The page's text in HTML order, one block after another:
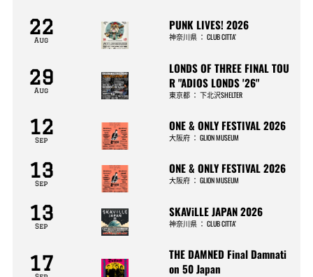
22
Aug
PUNK LIVES! 2026
神奈川県 ：CLUB CITTA’
29
Aug
LONDS OF THREE FINAL TOU
R "ADIOS LONDS '26"
東京都 ：下北沢SHELTER
12
Sep
ONE & ONLY FESTIVAL 2026
大阪府 ：GLION MUSEUM
13
Sep
ONE & ONLY FESTIVAL 2026
大阪府 ：GLION MUSEUM
13
Sep
SKAViLLE JAPAN 2026
神奈川県 ：CLUB CITTA’
17
THE DAMNED Final Damnati
on 50 Japan